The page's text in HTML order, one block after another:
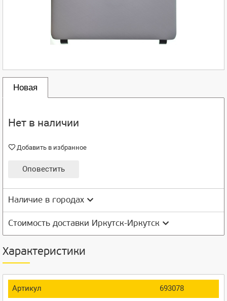
Новая
Нет в наличии
Добавить в избранное
Оповестить
Наличие в городах
Стоимость доставки Иркутск-Иркутск
Характеристики
Артикул
693078